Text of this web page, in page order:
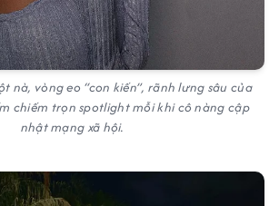
nà, vòng eo “con kiến”, rãnh lưng sâu của
chiếm trọn spotlight mỗi khi cô nàng cập
nhật mạng xã hội.